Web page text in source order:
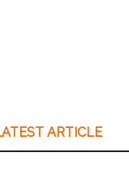
ARTICLE